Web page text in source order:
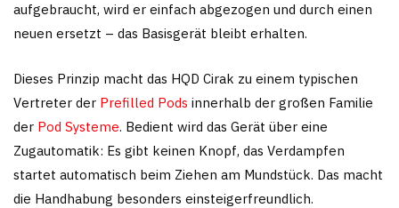
aufgebraucht, wird er einfach abgezogen und durch einen
neuen ersetzt – das Basisgerät bleibt erhalten.
Dieses Prinzip macht das HQD Cirak zu einem typischen
Vertreter der Prefilled Pods innerhalb der großen Familie
der Pod Systeme. Bedient wird das Gerät über eine
Zugautomatik: Es gibt keinen Knopf, das Verdampfen
startet automatisch beim Ziehen am Mundstück. Das macht
die Handhabung besonders einsteigerfreundlich.